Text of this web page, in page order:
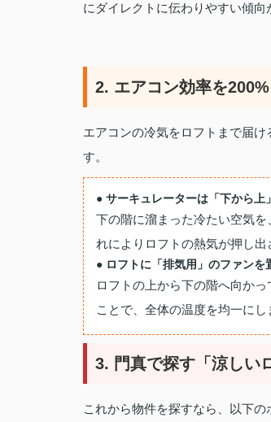
にダイレクトに伝わりやすい傾向
2. エアコン効率を
エアコンの冷気をロフトまで届
す。
● サーキュレーターは「下から上
下の階に溜まった冷たい空気
れによりロフトの熱気が押し出
● ロフトに「排気用」のファンを
ロフトの上から下の階へ向か
ことで、全体の温度を均一にし
3. 門真で探す「涼しい
これから物件を探すなら、以下